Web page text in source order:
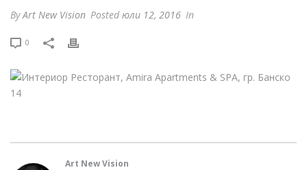
ByArt New Vision Posted юли 12, 2016 In
0
Art New Vision